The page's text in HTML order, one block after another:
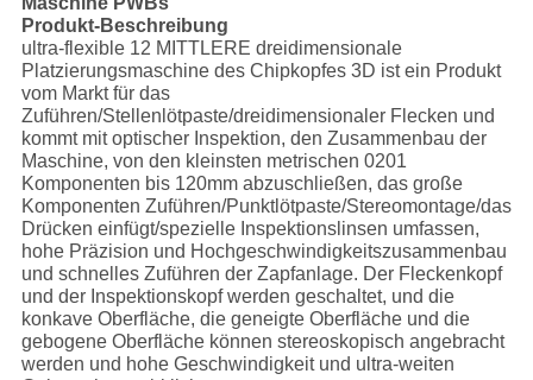
Produkt-Beschreibung
ultra-flexible 12 MITTLERE dreidimensionale
Platzierungsmaschine des Chipkopfes 3D ist ein Produkt
vom Markt für das
Zuführen/Stellenlötpaste/dreidimensionaler Flecken und
kommt mit optischer Inspektion, den Zusammenbau der
Maschine, von den kleinsten metrischen 0201
Komponenten bis 120mm abzuschließen, das große
Komponenten Zuführen/Punktlötpaste/Stereomontage/das
Drücken einfügt/spezielle Inspektionslinsen umfassen,
hohe Präzision und Hochgeschwindigkeitszusammenbau
und schnelles Zuführen der Zapfanlage. Der Fleckenkopf
und der Inspektionskopf werden geschaltet, und die
konkave Oberfläche, die geneigte Oberfläche und die
gebogene Oberfläche können stereoskopisch angebracht
werden und hohe Geschwindigkeit und ultra-weiten